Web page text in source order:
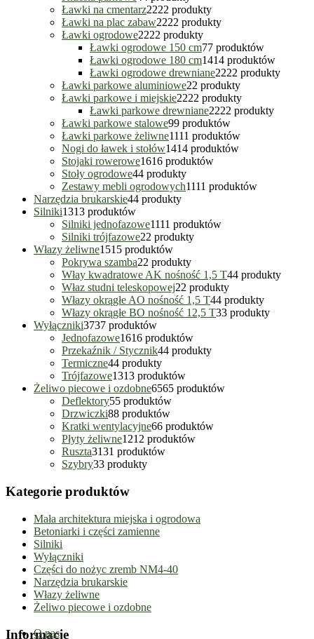
Ławki na cmentarz2222 produkty
Ławki na plac zabaw2222 produkty
Ławki ogrodowe2222 produkty
Ławki ogrodowe 150 cm77 produktów
Ławki ogrodowe 180 cm1414 produktów
Ławki ogrodowe drewniane2222 produkty
Ławki parkowe aluminiowe22 produkty
Ławki parkowe i miejskie2222 produkty
Ławki parkowe drewniane2222 produkty
Ławki parkowe stalowe99 produktów
Ławki parkowe żeliwne1111 produktów
Nogi do ławek i stołów1414 produktów
Stojaki rowerowe1616 produktów
Stoły ogrodowe44 produkty
Zestawy mebli ogrodowych1111 produktów
Narzędzia brukarskie44 produkty
Silniki1313 produktów
Silniki jednofazowe1111 produktów
Silniki trójfazowe22 produkty
Włazy żeliwne1515 produktów
Pokrywa szamba22 produkty
Włay kwadratowe AK nośność 1,5 T44 produkty
Właz studni teleskopowej22 produkty
Włazy okrągłe AO nośność 1,5 T44 produkty
Włazy okrągłe BO nośność 12,5 T33 produkty
Wyłączniki3737 produktów
Jednofazowe1616 produktów
Przekaźnik / Stycznik44 produkty
Termiczne44 produkty
Trójfazowe1313 produktów
Żeliwo piecowe i ozdobne6565 produktów
Deflektory55 produktów
Drzwiczki88 produktów
Kratki wentylacyjne66 produktów
Płyty żeliwne1212 produktów
Ruszta3131 produktów
Szybry33 produkty
Kategorie produktów
Mała architektura miejska i ogrodowa
Betoniarki i części zamienne
Silniki
Wyłączniki
Części do nożyc zremb NM4-40
Narzędzia brukarskie
Włazy żeliwne
Żeliwo piecowe i ozdobne
Informacje
O nas